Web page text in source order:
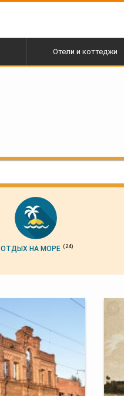
Отели и коттеджи
ОТДЫХ НА МОРЕ (24)